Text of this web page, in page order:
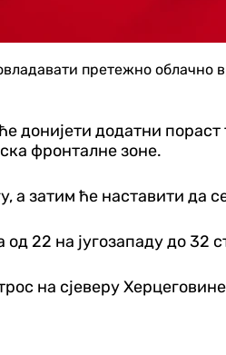
претежно облачно
ће донијети додатни
фронталне зоне.
а затим ће наставити
22 на југозападу до 32
на сјеверу